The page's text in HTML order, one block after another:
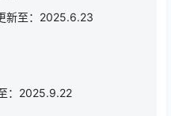
新至：2025.6.23
：2025.9.22